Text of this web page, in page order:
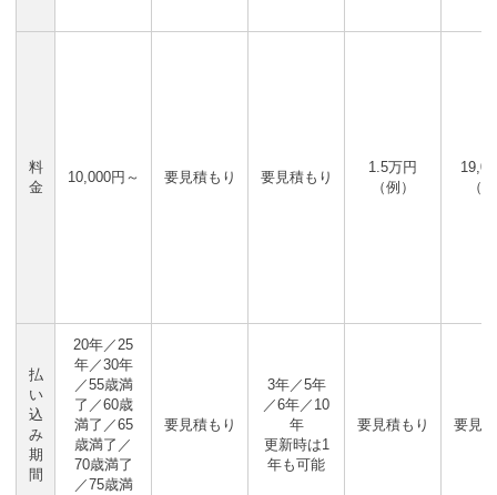
料
金
10,000円～ 要見積もり 要見積もり
1.5万円
（例）
（
払
い
込
み
期
間
20年／25
年／30年
／55歳満
了／60歳
満了／65
歳満了／
70歳満了
／75歳満
要見積もり
3年／5年
／6年／10
年
更新時は1
年も可能
要見積もり 要見